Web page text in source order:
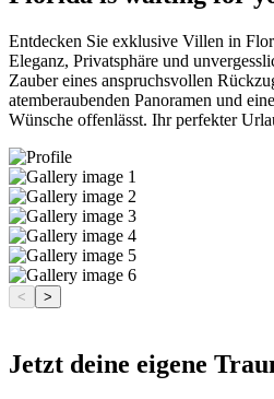
Entdecken Sie exklusive Villen in
Eleganz, Privatsphäre und
Zauber eines anspruchsvollen
atemberaubenden Panoramen und
Wünsche offenlässt. Ihr perfekter
< >
Jetzt deine eigene